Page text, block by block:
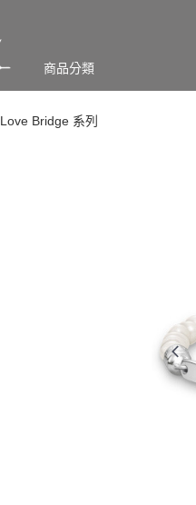
商品分類
Love Bridge 系列